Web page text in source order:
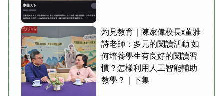
灼見教育｜陳家偉校長x董雅
詩老師：多元的閱讀活動 如
何培養學生有良好的閱讀習
慣？怎樣利用人工智能輔助
教學？｜下集